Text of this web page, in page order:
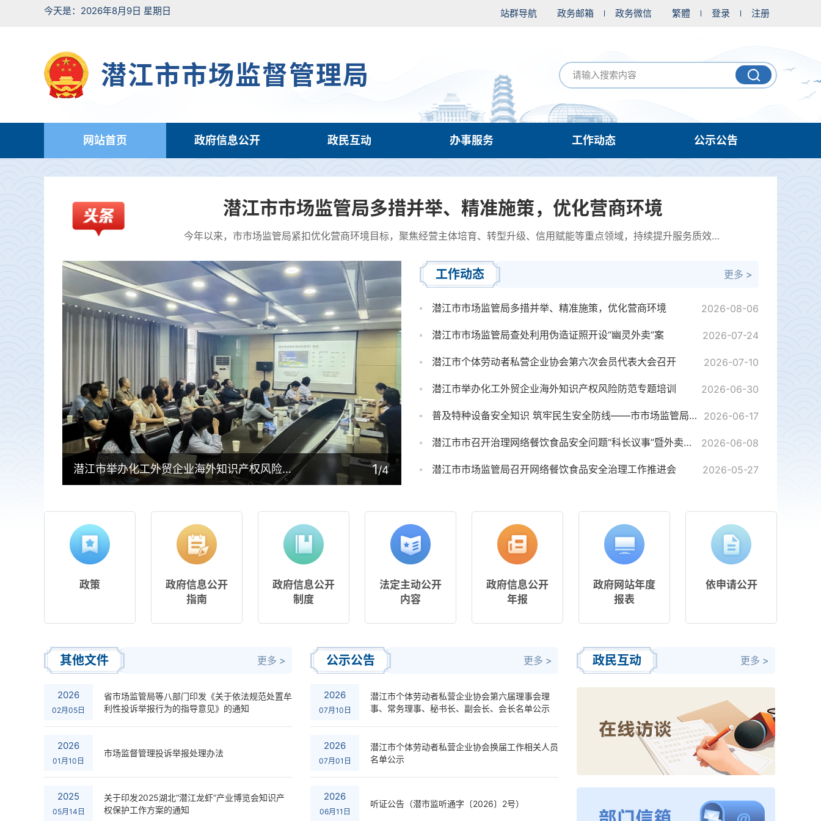
今天是：2026年8月9日 星期日 站群导航 政务邮箱 政务微信 繁體 登录 注册
潜江市市场监督管理局
网站首页 政府信息公开 政民互动 办事服务 工作动态 公示公告
潜江市市场监管局多措并举、精准施策，优化营商环境
今年以来，市市场监管局紧扣优化营商环境目标，聚焦经营主体培育、转型升级、信用赋能等重点领域，持续提升服务质效，激...
潜江市举办化工外贸企业海外知识产权风险防范专题培训 1/4
工作动态 更多 >
潜江市市场监管局多措并举、精准施策，优化营商环境 2026-08-06
潜江市市场监管局查处利用伪造证照开设“幽灵外卖”案 2026-07-24
潜江市个体劳动者私营企业协会第六次会员代表大会召开 2026-07-10
潜江市举办化工外贸企业海外知识产权风险防范专题培训 2026-06-30
普及特种设备安全知识 筑牢民生安全防线——市市场监管局开展安全生产月专项宣传活动 2026-06-17
潜江市市召开治理网络餐饮食品安全问题“科长议事”暨外卖平台负责人行政指导会 2026-06-08
潜江市市场监管局召开网络餐饮食品安全治理工作推进会 2026-05-27
政策
政府信息公开
指南
政府信息公开
制度
法定主动公开
内容
政府信息公开
年报
政府网站年度
报表
依申请公开
其他文件 更多 >
2026
02月05日
省市场监管局等八部门印发《关于依法规范处置牟
利性投诉举报行为的指导意见》的通知
2026
01月10日
市场监督管理投诉举报处理办法
2025
05月14日
关于印发2025湖北“潜江龙虾”产业博览会知识产
权保护工作方案的通知
公示公告 更多 >
2026
07月10日
潜江市个体劳动者私营企业协会第六届理事会理
事、常务理事、秘书长、副会长、会长名单公示
2026
07月01日
潜江市个体劳动者私营企业协会换届工作相关人员
名单公示
2026
06月11日
听证公告（潜市监听通字〔2026〕2号）
政民互动 更多 >